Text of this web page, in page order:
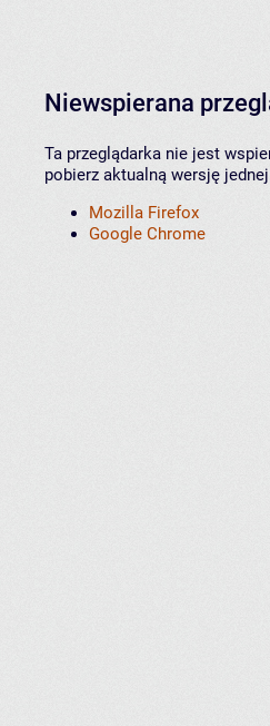
Niewspierana
Ta przeglądarka nie jest
pobierz aktualną wersję
Mozilla Firefox
Google Chrome